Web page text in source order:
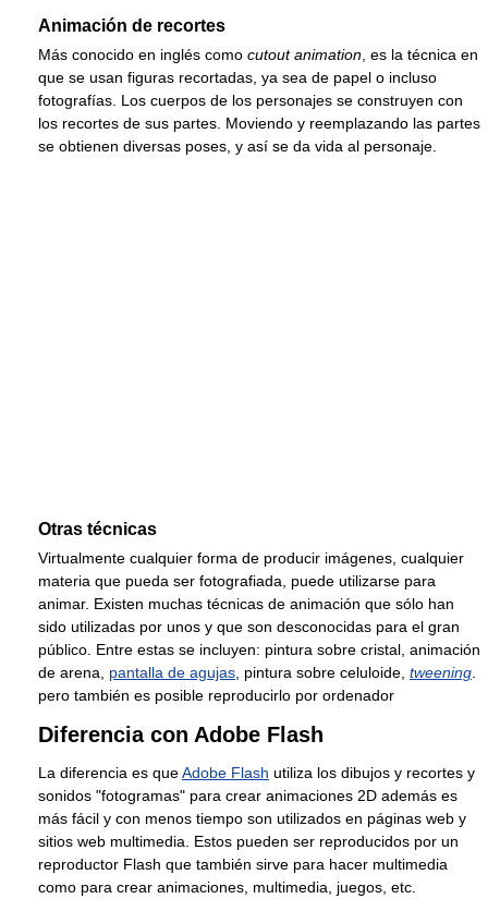
Animación de recortes
Más conocido en inglés como cutout animation , es la técnica en
que se usan figuras recortadas, ya sea de papel o incluso
fotografías. Los cuerpos de los personajes se construyen con
los recortes de sus partes. Moviendo y reemplazando las partes
se obtienen diversas poses, y así se da vida al personaje.
Otras técnicas
Virtualmente cualquier forma de producir imágenes, cualquier
materia que pueda ser fotografiada, puede utilizarse para
animar. Existen muchas técnicas de animación que sólo han
sido utilizadas por unos y que son desconocidas para el gran
público. Entre estas se incluyen: pintura sobre cristal, animación
de arena, pantalla de agujas , pintura sobre celuloide, tweening
pero también es posible reproducirlo por ordenador
Diferencia con Adobe Flash
La diferencia es queAdobe Flash utiliza los dibujos y recortes y
sonidos "fotogramas" para crear animaciones 2D además es
más fácil y con menos tiempo son utilizados en páginas web y
sitios web multimedia. Estos pueden ser reproducidos por un
reproductor Flash que también sirve para hacer multimedia
como para crear animaciones, multimedia, juegos, etc.